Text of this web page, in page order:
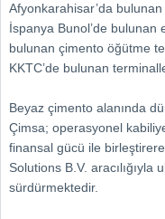
Afyonkarahisar’da
İspanya Bunol’de bulunan
bulunan çimento öğütme
KKTC’de bulunan
Beyaz çimento alanında
Çimsa; operasyonel
finansal gücü ile
Solutions B.V. aracılığıyla
sürdürmektedir.